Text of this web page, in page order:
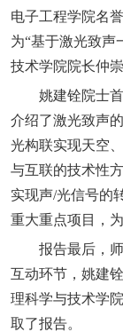
电子工程学院名
为“基于激光致声
技术学院院长仲
姚建铨院士
介绍了激光致声
光构联实现天空
与互联的技术性
实现声/光信号的
重大重点项目，
报告最后，
互动环节， 姚建
理科学与技术学
取了报告。